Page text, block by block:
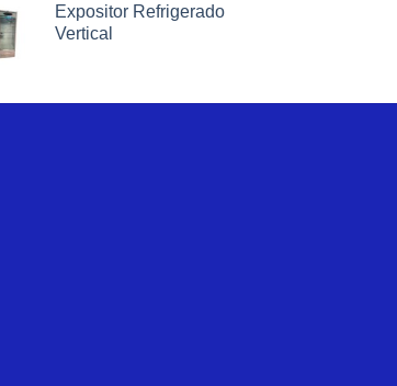
Expositor Refrigerado
Vertical